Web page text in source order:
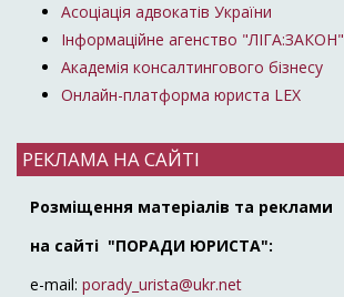
Асоціація адвокатів України
Інформаційне агенство "ЛІГА:ЗАКОН"
Академія консалтингового бізнесу
Онлайн-платформа юриста LEX
РЕКЛАМА НА САЙТІ
Розміщення матеріалів та реклами
на сайті "ПОРАДИ ЮРИСТА":
e-mail: porady_urista@ukr.net